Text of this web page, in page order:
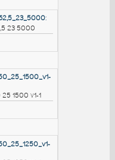
BLOKY
19 50 23 5000 v1-1
19 62,5 23 5000